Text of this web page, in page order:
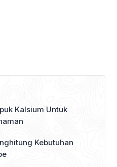
Kalsium Untuk
Kebutuhan